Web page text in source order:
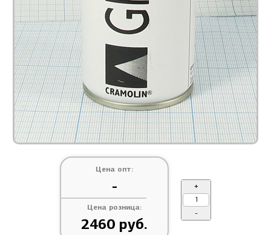
Цена опт:
-
Цена розница:
2460 руб.
+
-